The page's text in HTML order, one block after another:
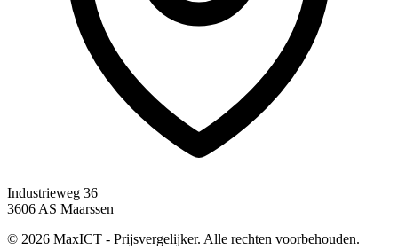
Industrieweg 36
3606 AS Maarssen
© 2026 MaxICT - Prijsvergelijker. Alle rechten voorbehouden.